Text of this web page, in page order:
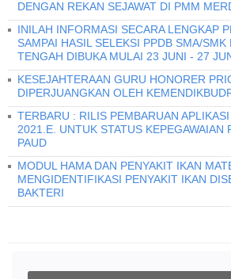
DENGAN REKAN SEJAWAT DI PMM
INILAH INFORMASI SECARA LENGKAP
SAMPAI HASIL SELEKSI PPDB SMA/SMK
TENGAH DIBUKA MULAI 23 JUNI - 27
KESEJAHTERAAN GURU HONORER
DIPERJUANGKAN OLEH
TERBARU : RILIS PEMBARUAN
2021.E. UNTUK STATUS KEPEGAWAIAN
PAUD
MODUL HAMA DAN PENYAKIT IKAN
MENGIDENTIFIKASI PENYAKIT IKAN
BAKTERI